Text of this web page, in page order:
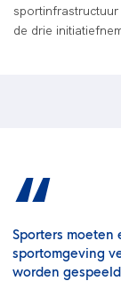
de drie
“
Sporters moeten
sportomgeving
worden gespeeld